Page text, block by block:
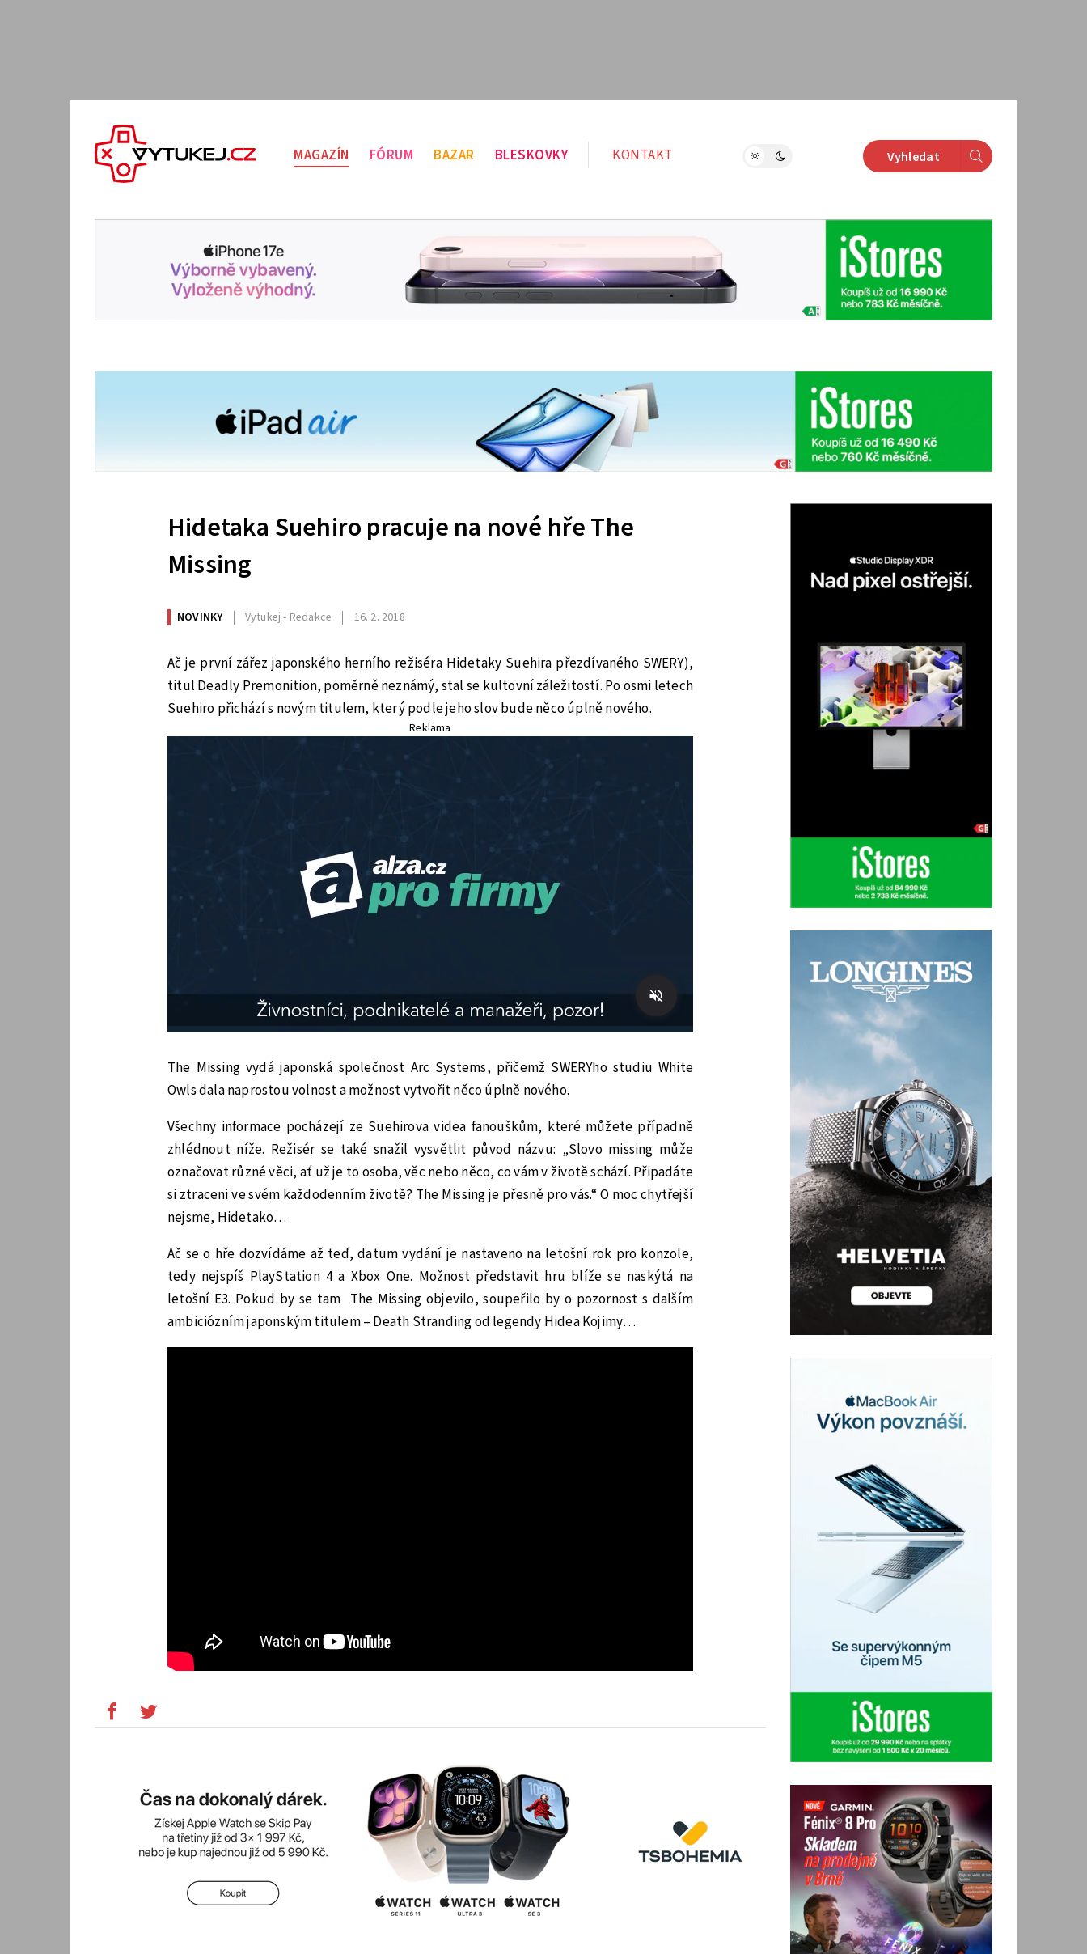
MAGAZÍN FÓRUM BAZAR BLESKOVKY KONTAKT Vyhledat
Hidetaka Suehiro pracuje na nové hře The
Missing
NOVINKY Vytukej - Redakce 16. 2. 2018
Ač je první zářez japonského herního režiséra Hidetaky Suehira přezdívaného SWERY),
titul Deadly Premonition, poměrně neznámý, stal se kultovní záležitostí. Po osmi letech
Suehiro přichází s novým titulem, který podle jeho slov bude něco úplně nového.
Reklama
The Missing vydá japonská společnost Arc Systems, přičemž SWERYho studiu White
Owls dala naprostou volnost a možnost vytvořit něco úplně nového.
Všechny informace pocházejí ze Suehirova videa fanouškům, které můžete případně
zhlédnout níže. Režisér se také snažil vysvětlit původ názvu: „Slovo missing může
označovat různé věci, ať už je to osoba, věc nebo něco, co vám v životě schází. Připadáte
si ztraceni ve svém každodenním životě? The Missing je přesně pro vás.“ O moc chytřejší
nejsme, Hidetako…
Ač se o hře dozvídáme až teď, datum vydání je nastaveno na letošní rok pro konzole,
tedy nejspíš PlayStation 4 a Xbox One. Možnost představit hru blíže se naskýtá na
letošní E3. Pokud by se tam The Missing objevilo, soupeřilo by o pozornost s dalším
ambiciózním japonským titulem – Death Stranding od legendy Hidea Kojimy…